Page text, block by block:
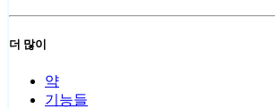
더 많이
약
기능들